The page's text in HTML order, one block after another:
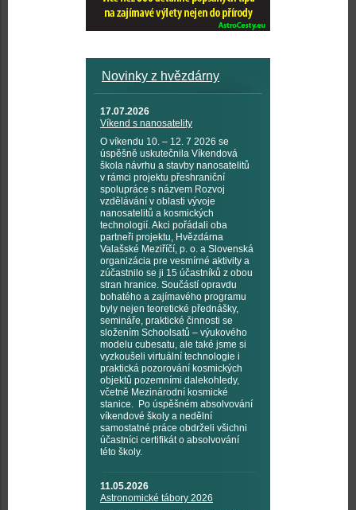
Novinky z hvězdárny
17.07.2026
Víkend s nanosatelity
O víkendu 10. – 12. 7 2026 se
úspěšně uskutečnila Víkendová
škola návrhu a stavby nanosatelitů
v rámci projektu přeshraniční
spolupráce s názvem Rozvoj
vzdělávání v oblasti vývoje
nanosatelitů a kosmických
technologií. Akci pořádali oba
partneři projektu, Hvězdárna
Valašské Meziříčí, p. o. a Slovenská
organizácia pre vesmírné aktivity a
zúčastnilo se ji 15 účastníků z obou
stran hranice. Součástí opravdu
bohatého a zajímavého programu
byly nejen teoretické přednášky,
semináře, praktické činnosti se
složením Schoolsatů – výukového
modelu cubesatu, ale také jsme si
vyzkoušeli virtuální technologie i
praktická pozorování kosmických
objektů pozemními dalekohledy,
včetně Mezinárodní kosmické
stanice. Po úspěšném absolvování
víkendové školy a nedělní
samostatné práce obdrželi všichni
účastníci certifikát o absolvování
této školy.
11.05.2026
Astronomické tábory 2026